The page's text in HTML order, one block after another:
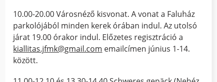
10.00-20.00 Városnéző kisvonat. A vonat a Faluház
parkolójából minden kerek órában indul. Az utolsó
járat 19.00 órakor indul. Előzetes regisztráció a
kiallitas.jfmk@gmail.com emailcímen június 1-14.
között.